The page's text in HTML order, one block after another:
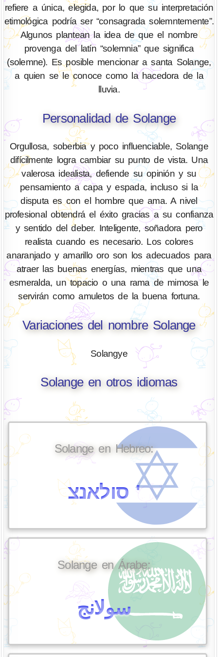
refiere a única, elegida, por lo que su interpretación
etimológica podría ser “consagrada solemntemente”.
Algunos plantean la idea de que el nombre
provenga del latín “solemnia” que significa
(solemne). Es posible mencionar a santa Solange,
a quien se le conoce como la hacedora de la
lluvia.
Personalidad de Solange
Orgullosa, soberbia y poco influenciable, Solange
difícilmente logra cambiar su punto de vista. Una
valerosa idealista, defiende su opinión y su
pensamiento a capa y espada, incluso si la
disputa es con el hombre que ama. A nivel
profesional obtendrá el éxito gracias a su confianza
y sentido del deber. Inteligente, soñadora pero
realista cuando es necesario. Los colores
anaranjado y amarillo oro son los adecuados para
atraer las buenas energías, mientras que una
esmeralda, un topacio o una rama de mimosa le
servirán como amuletos de la buena fortuna.
Variaciones del nombre Solange
Solangye
Solange en otros idiomas
Solange en Hebreo:
סולאנצ '
Solange en Árabe:
سولانج